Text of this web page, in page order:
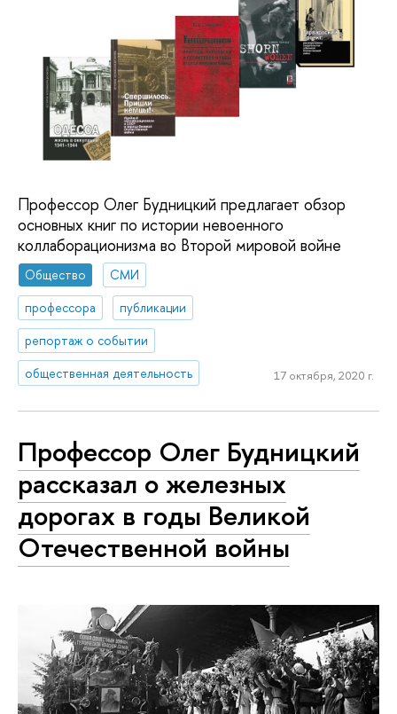
Профессор Олег Будницкий предлагает обзор
основных книг по истории невоенного
коллаборационизма во Второй мировой войне
Общество
СМИ
профессора
публикации
репортаж о событии
общественная деятельность
17 октября, 2020 г.
Профессор Олег Будницкий
рассказал о железных
дорогах в годы Великой
Отечественной войны